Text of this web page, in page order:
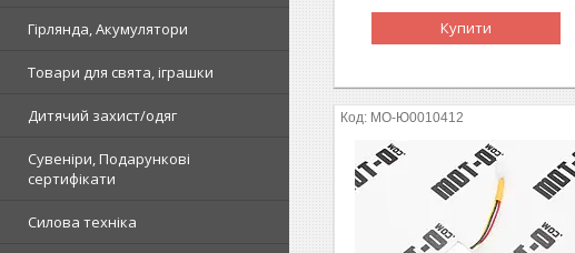
Гірлянда, Акумулятори
Товари для свята, іграшки
Дитячий захист/одяг
Сувеніри, Подарункові
сертифікати
Силова техніка
Купити
MO-Ю0010412